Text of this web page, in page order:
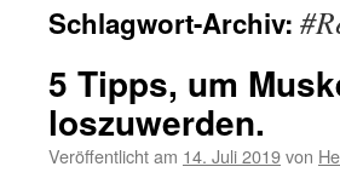
Schlagwort-Archiv:
5 Tipps, um
loszuwerden.
Veröffentlicht am 14. Juli 2019von